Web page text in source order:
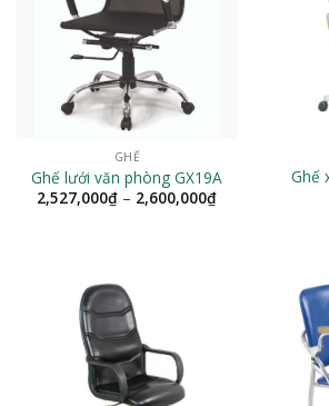
GHẾ
Ghế lưới văn phòng GX19A
2,527,000₫ – 2,600,000₫Khoảng
Ghế